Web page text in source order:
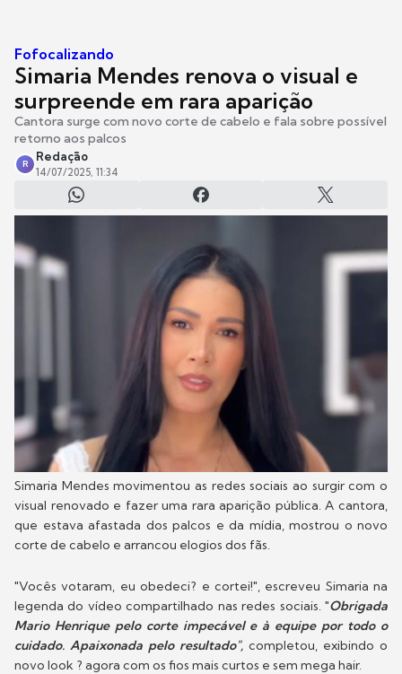
Fofocalizando
Simaria Mendes renova o visual e
surpreende em rara aparição
Cantora surge com novo corte de cabelo e fala sobre possível
retorno aos palcos
R
Redação
14/07/2025, 11:34
Simaria Mendes movimentou as redes sociais ao surgir com o
visual renovado e fazer uma rara aparição pública. A cantora,
que estava afastada dos palcos e da mídia, mostrou o novo
corte de cabelo e arrancou elogios dos fãs.
"Vocês votaram, eu obedeci? e cortei!", escreveu Simaria na
legenda do vídeo compartilhado nas redes sociais. "Obrigada
Mario Henrique pelo corte impecável e à equipe por todo o
cuidado. Apaixonada pelo resultado", completou, exibindo o
novo look ? agora com os fios mais curtos e sem mega hair.